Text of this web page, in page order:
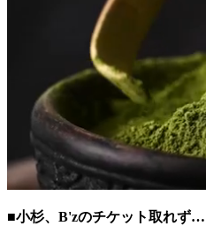
■小杉、B'zのチケット取れず…